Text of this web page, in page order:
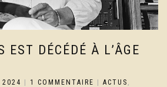
EST DÉCÉDÉ À L’ÂGE
2024 | 1 COMMENTAIRE | ACTUS